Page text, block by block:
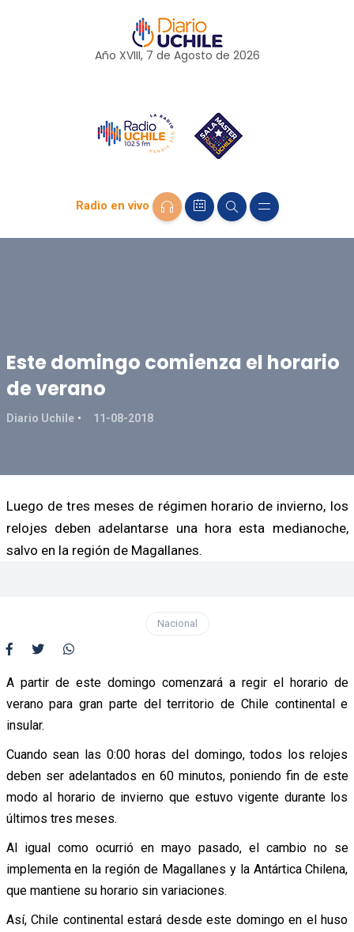
Año XVIII, 7 de Agosto de 2026
Radio en vivo
Este domingo comienza el horario
de verano
Diario Uchile 11-08-2018
Luego de tres meses de régimen horario de invierno, los
relojes deben adelantarse una hora esta medianoche,
salvo en la región de Magallanes.
Nacional
A partir de este domingo comenzará a regir el horario de
verano para gran parte del territorio de Chile continental e
insular.
Cuando sean las 0:00 horas del domingo, todos los relojes
deben ser adelantados en 60 minutos, poniendo fin de este
modo al horario de invierno que estuvo vigente durante los
últimos tres meses.
Al igual como ocurrió en mayo pasado, el cambio no se
implementa en la región de Magallanes y la Antártica Chilena,
que mantiene su horario sin variaciones.
Así, Chile continental estará desde este domingo en el huso